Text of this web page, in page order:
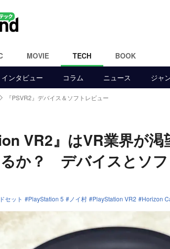
MOVIE TECH BOOK
インタビュー コラム ニュース ジャ
『PSVR2』デバイス＆ソフトレビュー
VR2』はVR業界が
か？ デバイスとソ
セット PlayStation 5 ノイ村 PlayStation VR2 Horizon